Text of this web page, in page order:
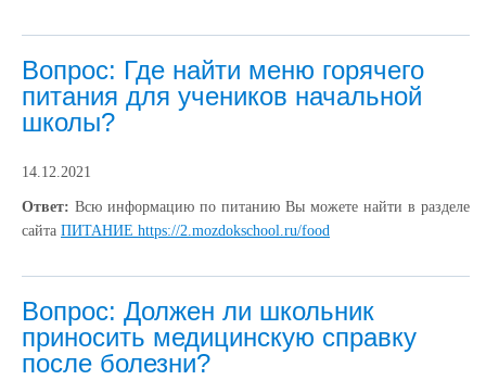
Вопрос: Где найти меню горячего
питания для учеников начальной
школы?
14.12.2021
Ответ: Всю информацию по питанию Вы можете найти в разделе
сайта ПИТАНИЕ https://2.mozdokschool.ru/food
Вопрос: Должен ли школьник
приносить медицинскую справку
после болезни?